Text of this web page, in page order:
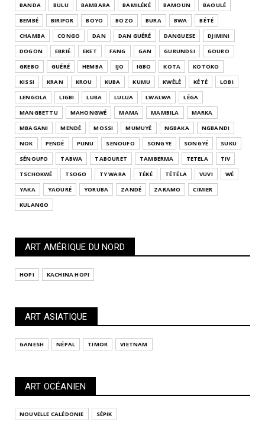
BANDA BULU BAMBARA BAMILÉKÉ BAMOUN
BAOULÉ
BEMBÉ
BIRIFOR BOYO BOZO BURA BWA
BÉTÉ
CHAMBA
CONGO DAN DAN GUÉRÉ DANGUESE
DJIMINI
DOGON
EBRIÉ EKET FANG GAN GURUNDSI
GOURO
GREBO
GUÉRÉ HEMBA IJO IGBO KOTA
KOTOKO
KISSI
KRAN KROU KUBA KUMU KWÉLÉ KÉTÉ
LOBI
LENGOLA
LIGBI LUBA LULUA LWALWA
LÉGA
MANGBETTU
MAHONGWÉ MAMA MAMBILA
MARKA
MBAGANI
MENDÉ MOSSI MUMUYÉ NGBAKA
NGBANDI
NOK
PENDÉ PUNU SENOUFO SONGYE SONGYÉ
SUKU
SÉNOUFO
TABWA TABOURET TAMBERMA TETELA
TIV
TSCHOKWÉ
TSOGO TY WARA TÉKÉ TÉTÉLA VUVI
WÉ
YAKA
YAOURÉ YORUBA ZANDÉ ZARAMO
CIMIER
KULANGO
ART AMÉRIQUE DU NORD
HOPI KACHINA HOPI
ART ASIATIQUE
GANESH NÉPAL TIMOR VIETNAM
ART OCÉANIEN
NOUVELLE CALÉDONIE SÉPIK